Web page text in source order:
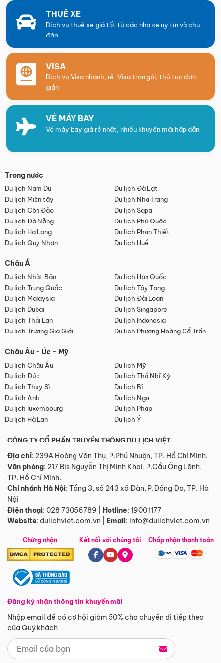
THUÊ XE
Dịch vụ thuê xe giá tốt từ các nhà xe uy tín và chu
đáo
VISA
Dịch vụ Visa nhanh, rẻ. Visa trọn gói, thủ tục đơn
giản
VÉ MÁY BAY
Vé máy bay giá rẻ nhất, nhiều khuyến mãi hấp dẫn
Trong nước
Du lịch Nam Du
Du lịch Đà Lạt
Du lịch Miền tây
Du lịch Nha Trang
Du lịch Côn Đảo
Du lịch Sapa
Du lịch Đà Nẵng
Du lịch Phú Quốc
Du lịch Hạ Long
Du lịch Phan Thiết
Du lịch Quy Nhơn
Du lịch Huế
Châu Á
Du lịch Nhật Bản
Du lịch Hàn Quốc
Du lịch Trung Quốc
Du lịch Tây Tạng
Du lịch Malaysia
Du lịch Đài Loan
Du lịch Dubai
Du lịch Singapore
Du lịch Thái Lan
Du lịch Indonesia
Du lịch Trương Gia Giới
Du lịch Phượng Hoàng Cổ Trấn
Châu Âu - Úc - Mỹ
Du lịch Châu Âu
Du lịch Mỹ
Du lịch Đức
Du lịch Thổ Nhĩ Kỳ
Du lịch Thụy Sĩ
Du lịch Bỉ
Du lịch Anh
Du lịch Nga
Du lịch luxembourg
Du lịch Pháp
Du lịch Hà Lan
Du lịch Ý
CÔNG TY CỔ PHẦN TRUYỀN THÔNG DU LỊCH VIỆT
Địa chỉ: 239A Hoàng Văn Thụ, P.Phú Nhuận, TP. Hồ Chí Minh.
Văn phòng: 217 Bis Nguyễn Thị Minh Khai, P.Cầu Ông Lãnh,
TP. Hồ Chí Minh.
Chi nhánh Hà Nội: Tầng 3, số 243 xã Đàn, P.Đống Đa, TP. Hà
Nội
Điện thoại: 028 73056789 Hotline: 1900 1177
Website: dulichviet.com.vn Email: info@dulichviet.com.vn
Chứng nhận
Đăng ký nhận thông tin khuyến mãi
Nhập email để có cơ hội giảm 50% cho chuyến đi tiếp theo
của Quý khách
Kết nối với chúng tôi Chấp nhận thanh toán